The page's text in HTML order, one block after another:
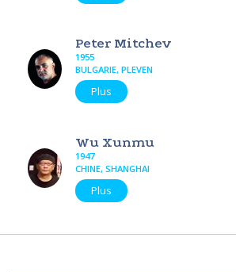
Peter Mitchev
1955
BULGARIE, PLEVEN
Plus
Wu Xunmu
1947
CHINE, SHANGHAI
Plus